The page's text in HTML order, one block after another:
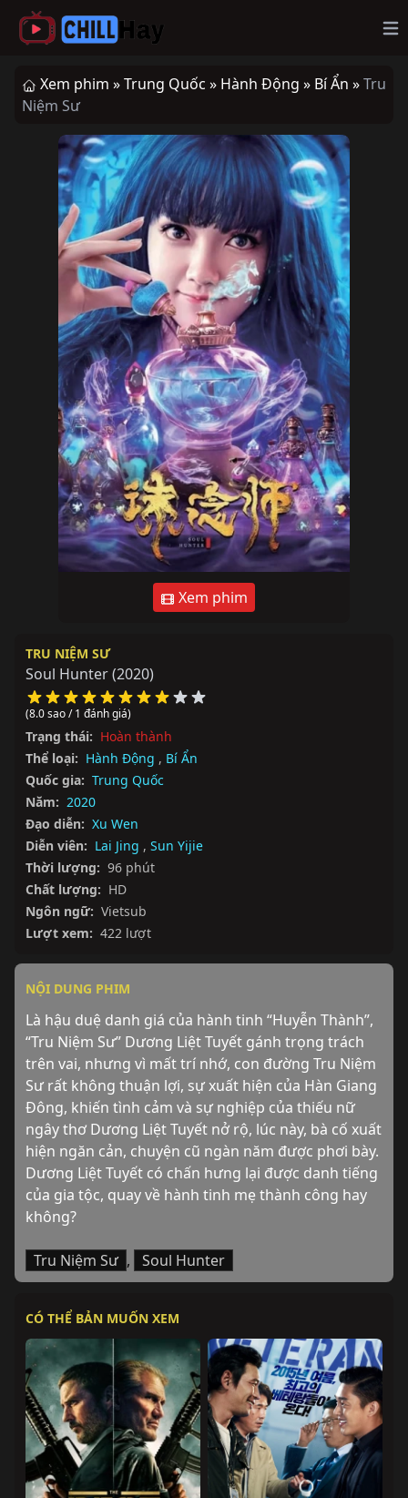
Xem phim »Trung Quốc » Hành Động » Bí Ẩn »Tru
Niệm Sư
Xem phim
TRU NIỆM SƯ
Soul Hunter(2020)
(8.0 sao / 1 đánh giá)
Trạng thái: Hoàn thành
Thể loại: Hành Động , Bí Ẩn
Quốc gia: Trung Quốc
Năm: 2020
Đạo diễn: Xu Wen
Diễn viên: Lai Jing , Sun Yijie
Thời lượng: 96 phút
Chất lượng: HD
Ngôn ngữ: Vietsub
Lượt xem: 422 lượt
NỘI DUNG PHIM
Là hậu duệ danh giá của hành tinh “Huyễn Thành”,
“Tru Niệm Sư” Dương Liệt Tuyết gánh trọng trách
trên vai, nhưng vì mất trí nhớ, con đường Tru Niệm
Sư rất không thuận lợi, sự xuất hiện của Hàn Giang
Đông, khiến tình cảm và sự nghiệp của thiếu nữ
ngây thơ Dương Liệt Tuyết nở rộ, lúc này, bà cố xuất
hiện ngăn cản, chuyện cũ ngàn năm được phơi bày.
Dương Liệt Tuyết có chấn hưng lại được danh tiếng
của gia tộc, quay về hành tinh mẹ thành công hay
không?
Tru Niệm Sư , Soul Hunter
CÓ THỂ BẢN MUỐN XEM